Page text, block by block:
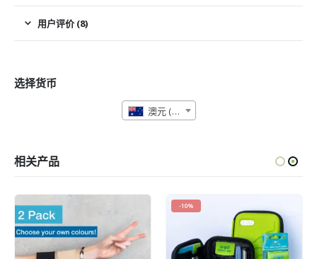
用户评价 (8)
选择货币
澳元 (AUD)
相关产品
-10%